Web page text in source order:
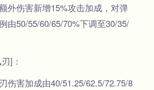
伤害新增15%攻击加成，对弹
由50/55/60/65/70%下调至30/35/
]：
害加成由40/51.25/62.5/72.75/8